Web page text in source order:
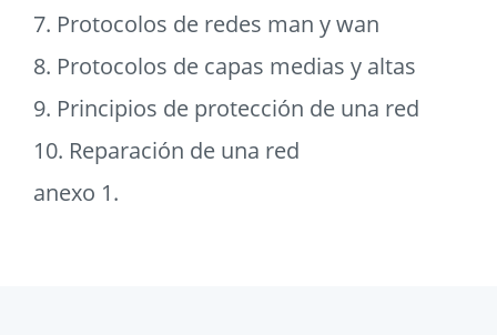
7. Protocolos de redes man y wan
8. Protocolos de capas medias y altas
9. Principios de protección de una red
10. Reparación de una red
anexo 1.